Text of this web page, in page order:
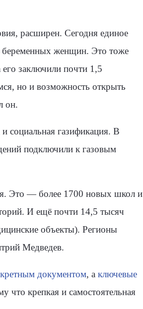
расширен. Сегодня единое
беременных женщин. Это тоже
заключили почти 1,5
но и возможность открыть
он.
социальная газификация. В
подключили к газовым
Это — более 1700 новых школ и
И ещё почти 14,5 тысяч
объекты). Регионы
Медведев.
документом, а ключевые
что крепкая и самостоятельная